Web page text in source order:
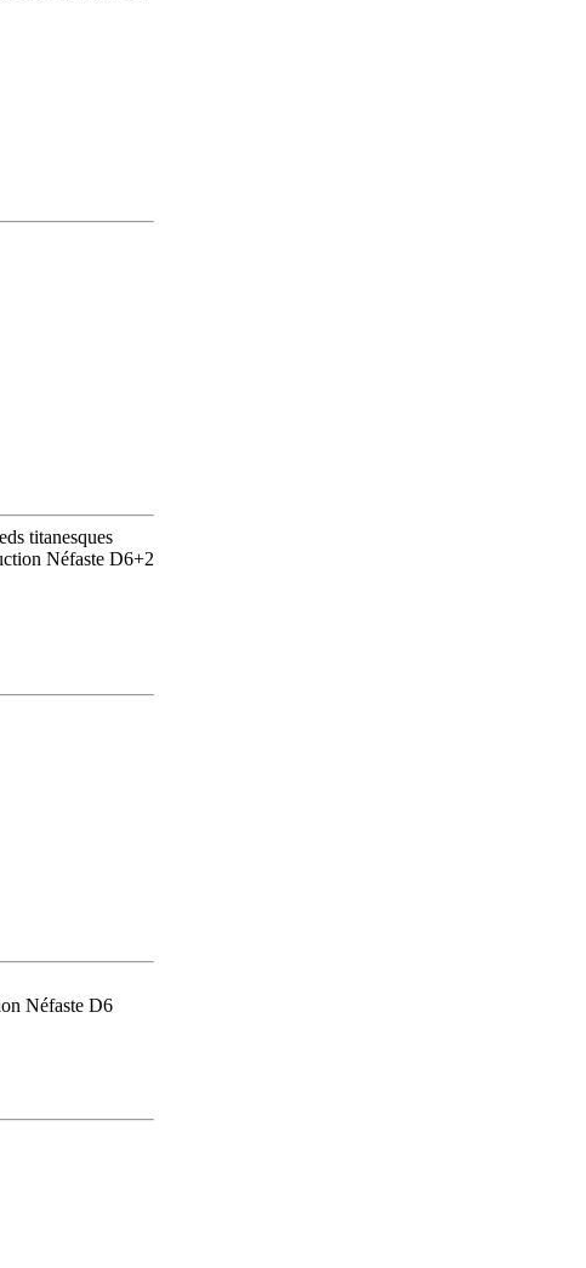
titanesques
Néfaste D6+2
Néfaste D6